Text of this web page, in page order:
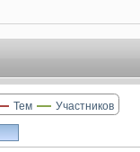
Тем Участников